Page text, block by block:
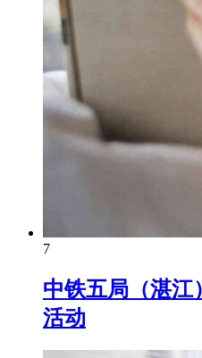
7
中铁五局（湛江
活动